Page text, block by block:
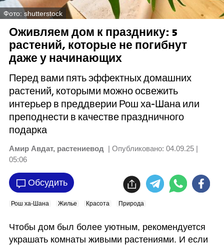
Фото: shutterstock
Оживляем дом к празднику: 5
растений, которые не погибнут
даже у начинающих
Перед вами пять эффектных домашних
растений, которыми можно освежить
интерьер в преддверии Рош ха-Шана или
преподнести в качестве праздничного
подарка
Амир Авдат, растениевод | Опубликовано: 04.09.25 |
05:06
Обсудить
Рош ха-Шана Жилье Красота Природа
Чтобы дом был более уютным, рекомендуется
украшать комнаты живыми растениями. И если